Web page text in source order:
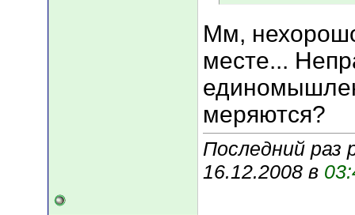
Мм,
месте...
меряются?
Последний раз
16.12.2008 в